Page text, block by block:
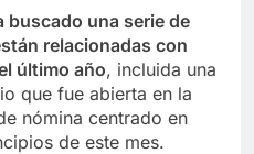
buscado una serie de
relacionadas con
último año, incluida una
que fue abierta en la
nómina centrado en
de este mes.